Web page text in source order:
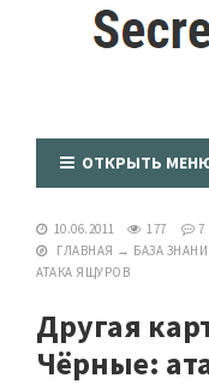
ОТКРЫТЬ
10.06.2011 177
7
ГЛАВНАЯ → БАЗА
АТАКА ЯЩУРОВ
Другая
Чёрные: